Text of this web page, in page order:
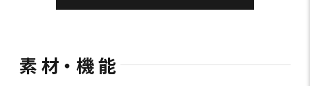
素材・機能